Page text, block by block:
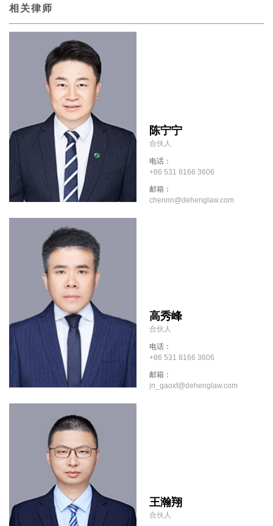
相关律师
陈宁宁
合伙人
电话：
+86 531 8166 3606
邮箱：
chennn@dehenglaw.com
高秀峰
合伙人
电话：
+86 531 8166 3606
邮箱：
jn_gaoxf@dehenglaw.com
王瀚翔
合伙人